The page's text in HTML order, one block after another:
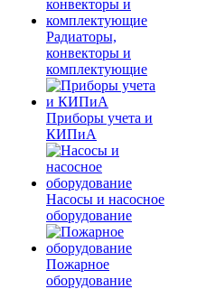
Радиаторы,
конвекторы и
комплектующие
Приборы учета и
КИПиА
Насосы и насосное
оборудование
Пожарное
оборудование